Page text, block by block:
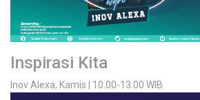
Inspirasi Kita
Inov Alexa, Kamis | 10.00-13.00 WIB